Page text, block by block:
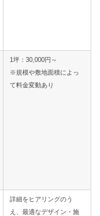
1坪：30,000円～
※規模や敷地面積によっ
て料金変動あり
詳細をヒアリングのう
え、最適なデザイン・施